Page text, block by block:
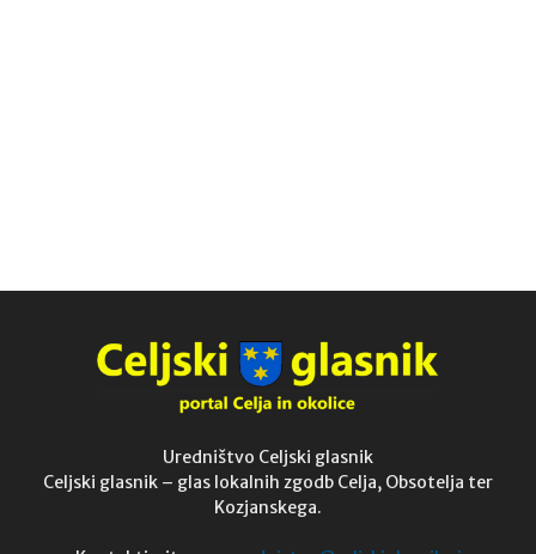
Uredništvo Celjski glasnik
Celjski glasnik – glas lokalnih zgodb Celja, Obsotelja ter
Kozjanskega.